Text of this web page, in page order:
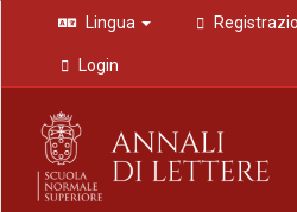
Navigazione
principale
Contenuto
principale
Barra
laterale
Lingua
Login